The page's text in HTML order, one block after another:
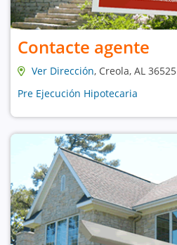
Contacte agente
Ver Dirección, Creola, AL 36525
Pre Ejecución Hipotecaria